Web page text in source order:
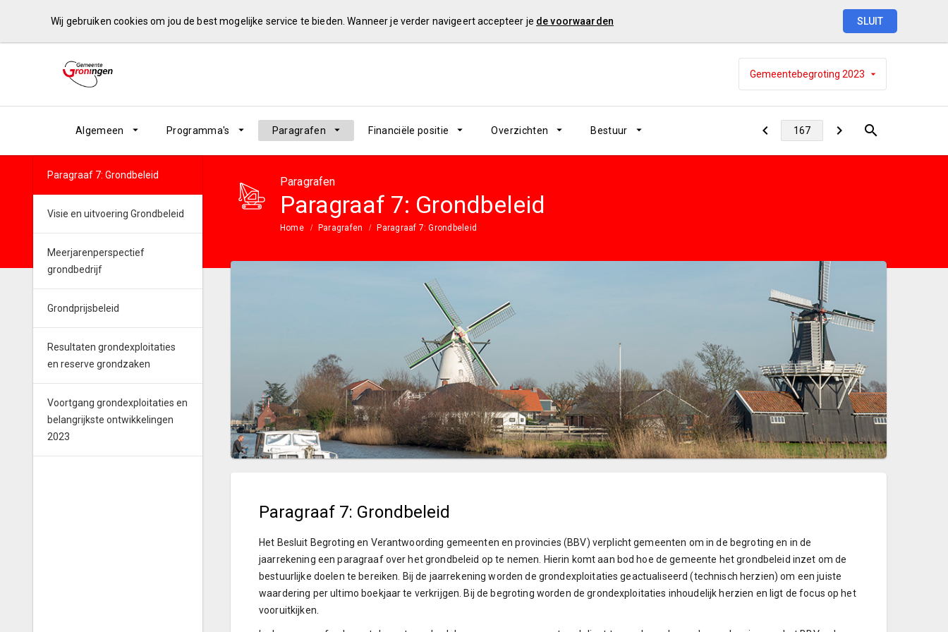
Wij gebruiken cookies om jou de best mogelijke service te bieden. Wanneer je verder navigeert accepteer je de voorwaarden SLUIT
Gemeentebegroting 2023
Algemeen Programma's Paragrafen Financiële positie Overzichten Bestuur
Paragrafen
Paragraaf 7: Grondbeleid
Home Paragrafen Paragraaf 7: Grondbeleid
Paragraaf 7: Grondbeleid
Visie en uitvoering Grondbeleid
Meerjarenperspectief
grondbedrijf
Grondprijsbeleid
Resultaten grondexploitaties
en reserve grondzaken
Voortgang grondexploitaties en
belangrijkste ontwikkelingen
2023
Paragraaf 7: Grondbeleid
Het Besluit Begroting en Verantwoording gemeenten en provincies (BBV) verplicht gemeenten om in de begroting en in de
jaarrekening een paragraaf over het grondbeleid op te nemen. Hierin komt aan bod hoe de gemeente het grondbeleid inzet om de
bestuurlijke doelen te bereiken. Bij de jaarrekening worden de grondexploitaties geactualiseerd (technisch herzien) om een juiste
waardering per ultimo boekjaar te verkrijgen. Bij de begroting worden de grondexploitaties inhoudelijk herzien en ligt de focus op het
vooruitkijken.